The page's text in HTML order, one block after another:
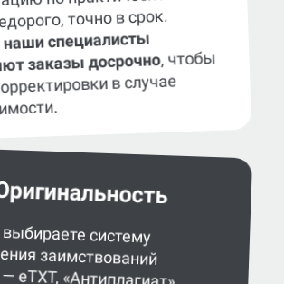
точно в срок.
наши специалисты
заказы досрочно, чтобы
в случае
систему
заимствований
eTXT, «Антиплагиат»